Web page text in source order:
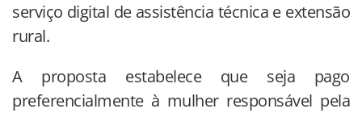
serviço digital de assistência técnica e extensão
rural.
A proposta estabelece que seja pago
preferencialmente à mulher responsável pela